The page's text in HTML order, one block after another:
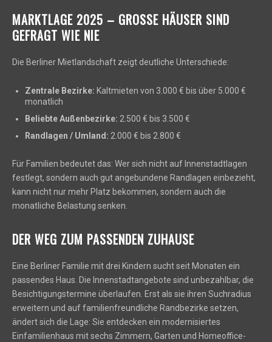
MARKTLAGE 2025 – GROSSE HÄUSER SIND G
EFRAGT WIE NIE
Die Berliner Mietlandschaft zeigt deutliche Unterschiede:
Zentrale Bezirke: Kaltmieten von 3.000 € bis über 5.000 €
monatlich
Beliebte Außenbezirke: 2.500 € bis 3.500 €
Randlagen / Umland: 2.000 € bis 2.800 €
Für Familien bedeutet das: Wer sich nicht auf Innenstadtlagen
festlegt, sondern auch gut angebundene Randlagen einbezieht,
kann nicht nur mehr Platz bekommen, sondern auch die
monatliche Belastung senken.
DER WEG ZUM PASSENDEN ZUHAUSE
Eine Berliner Familie mit drei Kindern sucht seit Monaten ein
passendes Haus. Die Innenstadtangebote sind unbezahlbar, die
Besichtigungstermine überlaufen. Erst als sie ihren Suchradius
erweitern und auf familienfreundliche Randbezirke setzen,
ändert sich die Lage: Sie entdecken ein modernisiertes
Einfamilienhaus mit sechs Zimmern, Garten und Homeoffice-